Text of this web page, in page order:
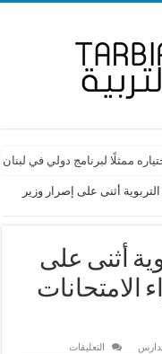
ممثلًا لبرنامج دولي في لبنان
أثنى على إصرار وزير
أثنى على
الامتحانات
التعليقات